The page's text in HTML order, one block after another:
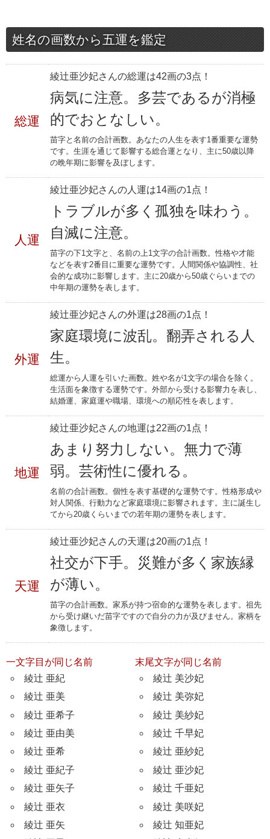
姓名の画数から五運を鑑定
総運
綾辻亜沙妃さんの総運は42画の3点！
病気に注意。多芸であるが消極
的でおとなしい。
苗字と名前の合計画数。あなたの人生を表す1番重要な運勢
です。生涯を通じて影響する総合運となり、主に50歳以降
の晩年期に影響を及ぼします。
人運
綾辻亜沙妃さんの人運は14画の1点！
トラブルが多く孤独を味わう。
自滅に注意。
苗字の下1文字と、名前の上1文字の合計画数。性格や才能
などを表す2番目に重要な運勢です。人間関係や協調性、社
会的な成功に影響します。主に20歳から50歳ぐらいまでの
中年期の運勢を表します。
外運
綾辻亜沙妃さんの外運は28画の1点！
家庭環境に波乱。翻弄される人
生。
総運から人運を引いた画数。姓や名が1文字の場合を除く。
生活面を象徴する運勢です。外部から受ける影響力を表し、
結婚運、家庭運や職場、環境への順応性を表します。
地運
綾辻亜沙妃さんの地運は22画の1点！
あまり努力しない。無力で薄
弱。芸術性に優れる。
名前の合計画数。個性を表す基礎的な運勢です。性格形成や
対人関係、行動力など家庭環境に影響されます。主に誕生し
てから20歳くらいまでの若年期の運勢を表します。
天運
綾辻亜沙妃さんの天運は20画の1点！
社交が下手。災難が多く家族縁
が薄い。
苗字の合計画数。家系が持つ宿命的な運勢を表します。祖先
から受け継いだ苗字ですので自分の力が及びません。家柄を
象徴します。
一文字目が同じ名前
綾辻 亜紀
綾辻 亜美
綾辻 亜希子
綾辻 亜由美
綾辻 亜希
綾辻 亜紀子
綾辻 亜矢子
綾辻 亜衣
綾辻 亜矢
末尾文字が同じ名前
綾辻 美沙妃
綾辻 美弥妃
綾辻 美紗妃
綾辻 千早妃
綾辻 亜紗妃
綾辻 亜沙妃
綾辻 千亜妃
綾辻 美咲妃
綾辻 知亜妃